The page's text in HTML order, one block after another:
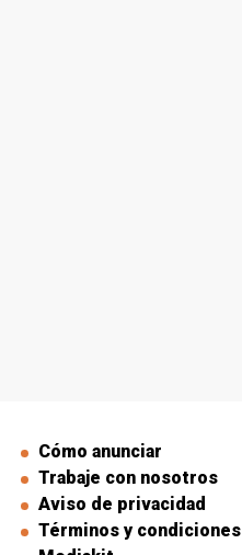
Cómo anunciar
Trabaje con nosotros
Aviso de privacidad
Términos y condiciones